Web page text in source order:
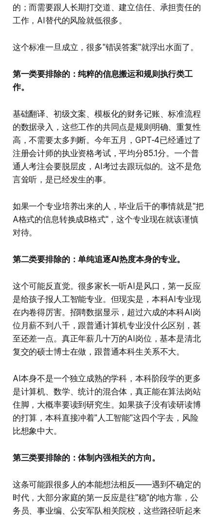
的；而需要跟人长期打交道、建立信任、承担责任的
工作，AI替代的风险就低很多。
这个标准一旦成立，很多"错误答案"就浮出水面了。
第一类要排除的：纯粹的信息搬运和规则执行类工
作。
基础翻译、初级文案、模板化的财务记账、标准流程
的数据录入，这些工作的共同点是规则明确、重复性
高，不需要太多判断。今年五月，GPT-4已经通过了
注册会计师的执业资格考试，平均分85.1分。一个普
通人考注会要脱层皮，AI考过去跟玩似的。这不是危
言耸听，是已经发生的事。
如果一个专业培养出来的人，毕业后干的事情就是"把
A格式的信息转换成B格式"，这个专业现在就该谨慎
对待。
第二类要排除的：单纯追逐AI热度本身的专业。
这个可能反直觉。很多家长一听AI是风口，第一反应
是给孩子报人工智能专业。但现实是，本科AI专业现
在内卷得厉害。招聘数据显示，超过六成的本科AI岗
位月薪不到八千，跟普通计算机专业没什么区别，甚
至还差一点。真正年薪几十万的AI岗位，基本是清北
复交的硕士博士在做，跟普通本科生关系不大。
AI本身不是一个独立成熟的学科，本科阶段学的更多
是计算机、数学、统计的混合体，真正能在算法岗站
住脚，大概率要读到研究生。如果孩子没有读研读博
的打算，本科直接冲着"人工智能"这四个字去，风险
比想象中大。
第三类要排除的：体制内强相关的方向。
这条可能跟很多人的本能想法相反——遇到不确定的
时代，大部分家庭的第一反应是往"稳"的地方靠，公
务员、事业编、公安军队相关院校，这些路径听起来